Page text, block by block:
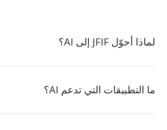
لماذا أحوّل JFIF إلى AI؟
ما التطبيقات التي تدعم AI؟